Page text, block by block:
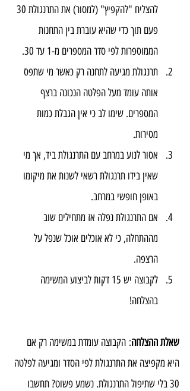
פעם תוך כדי שהיא עוברת בין התחנות
הממוספרות לפי סדר המספרים מ-1 עד 30.
תרנגולת מגיעה לתחנה רק כאשר מי שתפס
אותה עומד מעל הפלטה הנכונה ברצף
המספרים. שימו לב כי אין הגבלת כמות
מסירות.
אסור לנוע במרחב עם התרנגולת ביד, אך מי
שאין בידו תרנגולת רשאי לשנות את מיקומו
באופן חופשי במרחב.
אם התרנגולת נפלה אז מתחילים שוב
מההתחלה, כי לא אוכלים אוכל שנפל על
הרצפה.
לקבוצה יש 15 דקות לביצוע המשימה
בהצלחה!
שאלת ההצלחה: הקבוצה עומדת במשימה רק אם
היא מקפיצה את התרנגולת לפי הסדר ומגיעה לפלטה
30 בלי שתיפול התרנגולת. נשמע פשוט? תחשבו